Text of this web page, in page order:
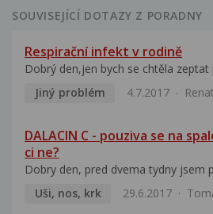
SOUVISEJÍCÍ DOTAZY Z PORADNY
Respirační infekt v rodině
Dobrý den,jen bych se chtěla
Jiný problém
4.7.2017
DALACIN C - pouziva se na
ci ne?
Dobry den, pred dvema tydny jsem
Uši, nos, krk
29.6.2017